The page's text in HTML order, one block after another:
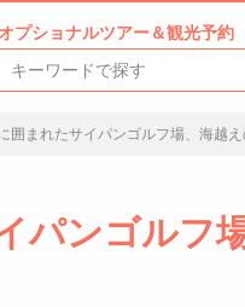
プショナルツアー＆観光予約
囲まれたサイパンゴルフ場、海越
パンゴルフ